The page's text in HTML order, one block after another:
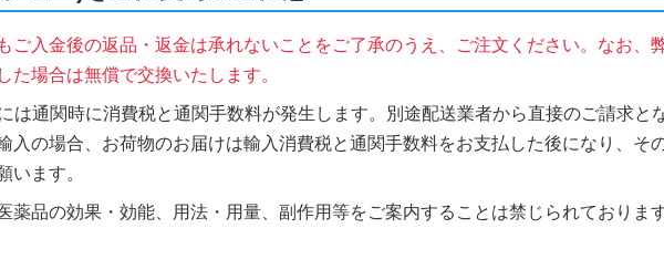
ご入金後の返品・返金は承れないことをご了承のうえ、ご注文ください。なお、
た場合は無償で交換いたします。
は通関時に消費税と通関手数料が発生します。別途配送業者から直接のご請求
入の場合、お荷物のお届けは輸入消費税と通関手数料をお支払した後になり、そ
います。
薬品の効果・効能、用法・用量、副作用等をご案内することは禁じられておりま